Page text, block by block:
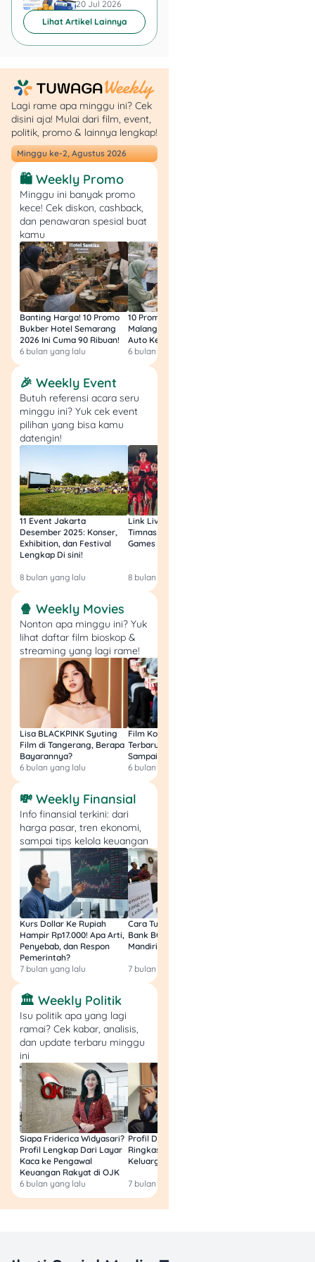
Minuman:
Buavita Juice
Gratis 1
(Rp18.980).
Pokka
Green/Lychee Tea
(450ml):Rp5.490
(Diskon 20%).
Snack:
Piattos Snack
Kentang (65gr):
Beli 2 Lebih
HematRp17.490
Cheetos Snack
HematRp18.900
.Promo Sambut
Lebaran (Biskuit Kaleng
& Kurma)
Biskuit Kaleng:
Gery Wafer Egg
Roll:Rp22.900.
Khong Guan
Rp36.900.
Kurma Spesial:
Medjool Dates
Natural Delight
(454gr):
Rp125.900.
Akram Kurma
Ajwa (500gr):
Rp118.900.
7. Parcel & Sirup
Ramadan
20 Jul 2026
Lihat Artikel Lainnya
Lagi rame apa minggu ini? Cek
disini aja! Mulai dari film, event,
politik, promo & lainnya lengkap!
Minggu ke-2, Agustus 2026
🛍️ Weekly Promo
Minggu ini banyak promo
kece! Cek diskon, cashback,
dan penawaran spesial buat
kamu
Banting Harga! 10 Promo
Bukber Hotel Semarang
2026 Ini Cuma 90 Ribuan!
6 bulan yang lalu
10 Promo Bukber Hotel
Malang 2026: Start 75rb,
Auto Kenyang!
6 bulan yang lalu
🎉 Weekly Event
Butuh referensi acara seru
minggu ini? Yuk cek event
pilihan yang bisa kamu
datengin!
11 Event Jakarta
Desember 2025: Konser,
Exhibition, dan Festival
Lengkap Di sini!
8 bulan yang lalu
Link Live Streaming
Timnas vs Filipina SEA
Games Malam Ini, Gratis!
8 bulan yang lalu
🍿 Weekly Movies
Nonton apa minggu ini? Yuk
lihat daftar film bioskop &
streaming yang lagi rame!
Lisa BLACKPINK Syuting
Film di Tangerang, Berapa
Bayarannya?
6 bulan yang lalu
Film Komedi Indonesia
Terbaru 2026, Siap Ngakak
Sampai Sakit Perut!
6 bulan yang lalu
💸 Weekly Finansial
Info finansial terkini: dari
harga pasar, tren ekonomi,
sampai tips kelola keuangan
Kurs Dollar Ke Rupiah
Hampir Rp17.000! Apa Arti,
Penyebab, dan Respon
Pemerintah?
7 bulan yang lalu
Cara Tukar Uang Baru di
Bank BCA (Umum, BNI,
Mandiri, BRI, dan BSI) 2026!
7 bulan yang lalu
🏛️ Weekly Politik
Isu politik apa yang lagi
ramai? Cek kabar, analisis,
dan update terbaru minggu
ini
Siapa Friderica Widyasari?
Profil Lengkap Dari Layar
Kaca ke Pengawal
Keuangan Rakyat di OJK
6 bulan yang lalu
Profil Darma Mangkuluhur:
Ringkas Latar Belakang
Keluarga dan Bisnisnya
7 bulan yang lalu